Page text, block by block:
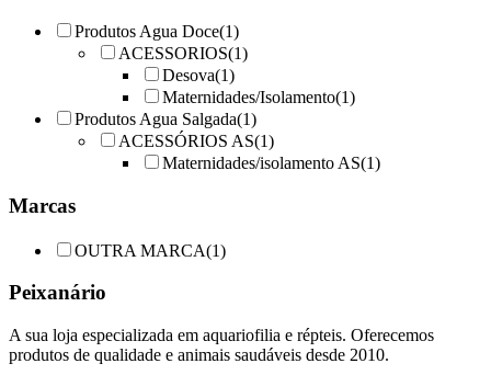
Produtos Agua Doce(1)
ACESSORIOS(1)
Desova(1)
Maternidades/Isolamento(1)
Produtos Agua Salgada(1)
ACESSÓRIOS AS(1)
Maternidades/isolamento AS(1)
Marcas
OUTRA MARCA(1)
Peixanário
A sua loja especializada em aquariofilia e répteis. Oferecemos
produtos de qualidade e animais saudáveis desde 2010.